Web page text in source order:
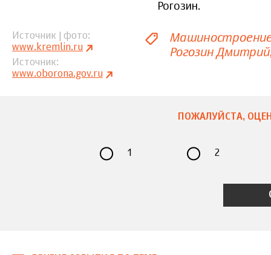
Рогозин.
Источник | фото
www.kremlin.ru
Источник
www.oborona.gov.ru
Рогозин Дмитрий
ПОЖАЛУЙСТА,
1 2